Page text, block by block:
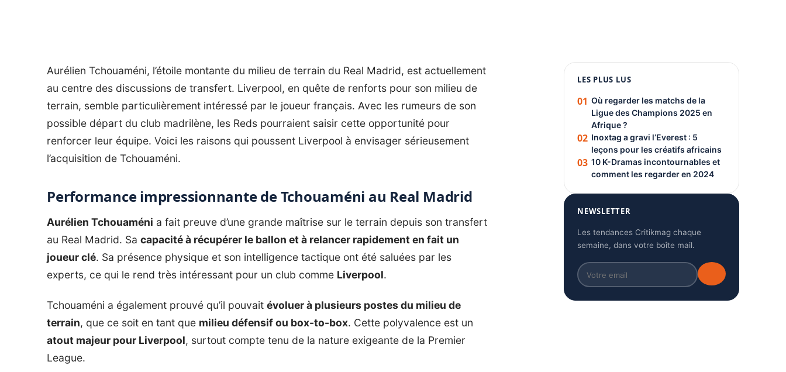
Aurélien Tchouaméni, l’étoile montante du milieu de terrain du Real Madrid, est actuellement
au centre des discussions de transfert. Liverpool, en quête de renforts pour son milieu de
terrain, semble particulièrement intéressé par le joueur français. Avec les rumeurs de son
possible départ du club madrilène, les Reds pourraient saisir cette opportunité pour
renforcer leur équipe. Voici les raisons qui poussent Liverpool à envisager sérieusement
l’acquisition de Tchouaméni.
Performance impressionnante de Tchouaméni au Real Madrid
Aurélien Tchouaméni a fait preuve d’une grande maîtrise sur le terrain depuis son transfert
au Real Madrid. Sa capacité à récupérer le ballon et à relancer rapidement en fait un
joueur clé. Sa présence physique et son intelligence tactique ont été saluées par les
experts, ce qui le rend très intéressant pour un club comme Liverpool.
Tchouaméni a également prouvé qu’il pouvait évoluer à plusieurs postes du milieu de
terrain, que ce soit en tant que milieu défensif ou box-to-box. Cette polyvalence est un
atout majeur pour Liverpool, surtout compte tenu de la nature exigeante de la Premier
League.
PUBLICITÉ
LES PLUS LUS
01 Où regarder les matchs de la
Ligue des Champions 2025 en
Afrique ?
02 Inoxtag a gravi l’Everest : 5
leçons pour les créatifs africains
03 10 K-Dramas incontournables et
comment les regarder en 2024
NEWSLETTER
Les tendances Critikmag chaque
semaine, dans votre boîte mail.